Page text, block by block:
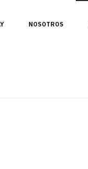
NOSOTROS